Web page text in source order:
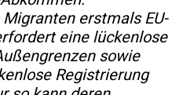
erstmals EU-
eine lückenlose
sowie
Registrierung